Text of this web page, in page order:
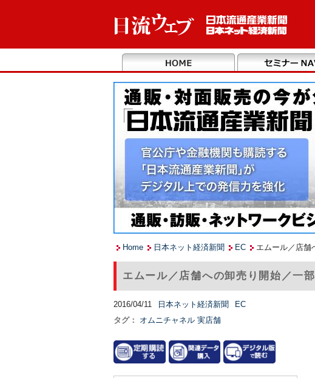
Home 日本ネット経済新聞 EC エムール／店舗
エムール／店舗への卸売り開始／一
2016/04/11 日本ネット経済新聞
EC
タグ：
オムニチャネル 実店舗